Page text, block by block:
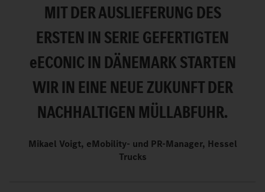
MIT DER AUSLIEFERUNG DES
ERSTEN IN SERIE GEFERTIGTEN
eECONIC IN DÄNEMARK STARTEN
WIR IN EINE NEUE ZUKUNFT DER
NACHHALTIGEN MÜLLABFUHR.
Mikael Voigt, eMobility- und PR-Manager, Hessel
Trucks